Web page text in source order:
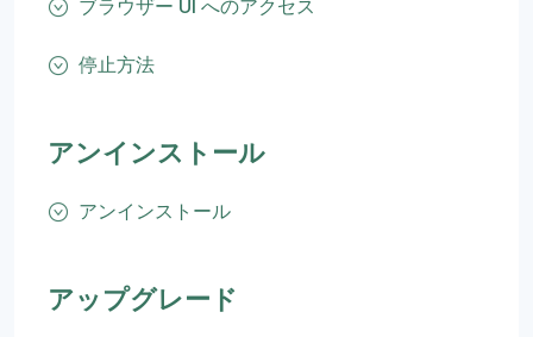
ブラウザー UI へのアクセス
停止方法
アンインストール
アンインストール
アップグレード